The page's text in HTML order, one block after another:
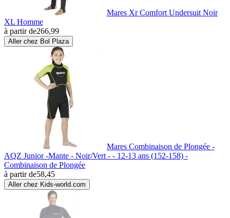
Mares Xr Comfort Undersuit Noir
XL Homme
à partir de266,99
Aller chez Bol Plaza
Mares Combinaison de Plongée -
AQZ Junior -Mante - Noir/Vert - - 12-13 ans (152-158) -
Combinaison de Plongée
à partir de58,45
Aller chez Kids-world.com